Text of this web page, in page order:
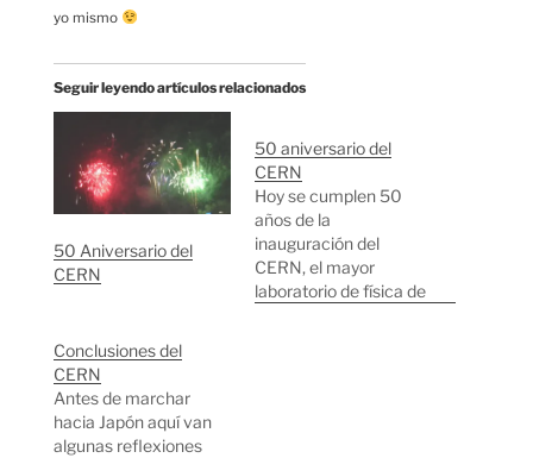
yo mismo
Seguir leyendo artículos relacionados
50 Aniversario del
CERN
50 aniversario del
CERN
Hoy se cumplen 50
años de la
inauguración del
CERN, el mayor
laboratorio de física de
Conclusiones del
CERN
Antes de marchar
hacia Japón aquí van
algunas reflexiones